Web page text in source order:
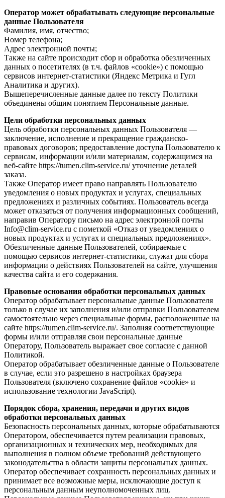
Оператор может обрабатывать следующие персональные
данные Пользователя
Фамилия, имя, отчество;
Номер телефона;
Адрес электронной почты;
Также на сайте происходит сбор и обработка обезличенных
данных о посетителях (в т.ч. файлов «cookie») с помощью
сервисов интернет-статистики (Яндекс Метрика и Гугл
Аналитика и других).
Вышеперечисленные данные далее по тексту Политики
объединены общим понятием Персональные данные.
Цели обработки персональных данных
Цель обработки персональных данных Пользователя —
заключение, исполнение и прекращение гражданско-
правовых договоров; предоставление доступа Пользователю к
сервисам, информации и/или материалам, содержащимся на
веб-сайте https://tumen.clim-service.ru/ уточнение деталей
заказа.
Также Оператор имеет право направлять Пользователю
уведомления о новых продуктах и услугах, специальных
предложениях и различных событиях. Пользователь всегда
может отказаться от получения информационных сообщений,
направив Оператору письмо на адрес электронной почты
Info@clim-service.ru с пометкой «Отказ от уведомлениях о
новых продуктах и услугах и специальных предложениях».
Обезличенные данные Пользователей, собираемые с
помощью сервисов интернет-статистики, служат для сбора
информации о действиях Пользователей на сайте, улучшения
качества сайта и его содержания.
Правовые основания обработки персональных данных
Оператор обрабатывает персональные данные Пользователя
только в случае их заполнения и/или отправки Пользователем
самостоятельно через специальные формы, расположенные на
сайте https://tumen.clim-service.ru/. Заполняя соответствующие
формы и/или отправляя свои персональные данные
Оператору, Пользователь выражает свое согласие с данной
Политикой.
Оператор обрабатывает обезличенные данные о Пользователе
в случае, если это разрешено в настройках браузера
Пользователя (включено сохранение файлов «cookie» и
использование технологии JavaScript).
Порядок сбора, хранения, передачи и других видов
обработки персональных данных
Безопасность персональных данных, которые обрабатываются
Оператором, обеспечивается путем реализации правовых,
организационных и технических мер, необходимых для
выполнения в полном объеме требований действующего
законодательства в области защиты персональных данных.
Оператор обеспечивает сохранность персональных данных и
принимает все возможные меры, исключающие доступ к
персональным данным неуполномоченных лиц.